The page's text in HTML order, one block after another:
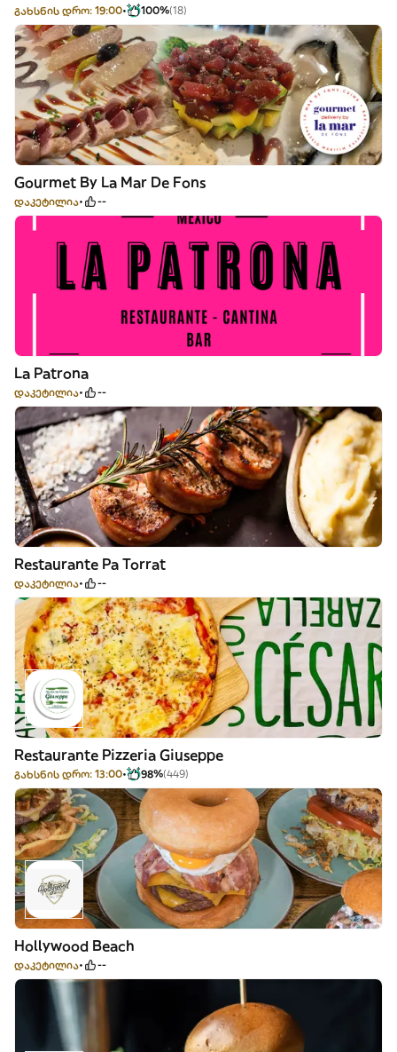
გახსნის დრო: 19:00 100%(18)
Gourmet By La Mar De Fons
დაკეტილია --
La Patrona
დაკეტილია --
Restaurante Pa Torrat
დაკეტილია --
Restaurante Pizzeria Giuseppe
გახსნის დრო: 13:00 98%(449)
Hollywood Beach
დაკეტილია --